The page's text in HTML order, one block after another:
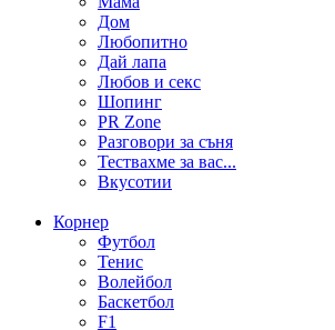
Дом
Любопитно
Дай лапа
Любов и секс
Шопинг
PR Zone
Разговори за съня
Тествахме за вас...
Вкусотии
Корнер
Футбол
Тенис
Волейбол
Баскетбол
F1